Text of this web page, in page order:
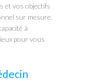
et vos objectifs
sur mesure.
à
pour vous